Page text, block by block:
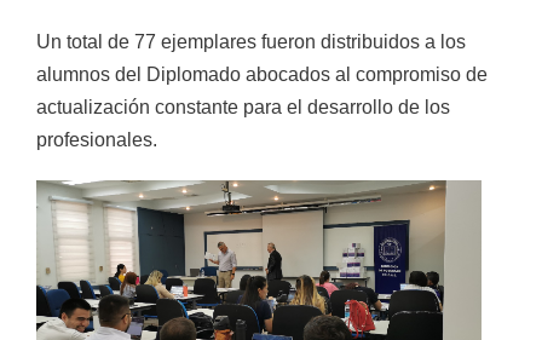
Un total de 77 ejemplares fueron distribuidos a los
alumnos del Diplomado abocados al compromiso de
actualización constante para el desarrollo de los
profesionales.